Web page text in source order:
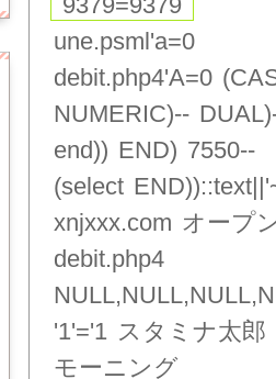
une.psml'a=0
debit.php4'A=0
NUMERIC)--
end)) END) 7550--
(select
xnjxxx.com オープ
debit.php4
'1'='1 スタミナ太郎
モーニング